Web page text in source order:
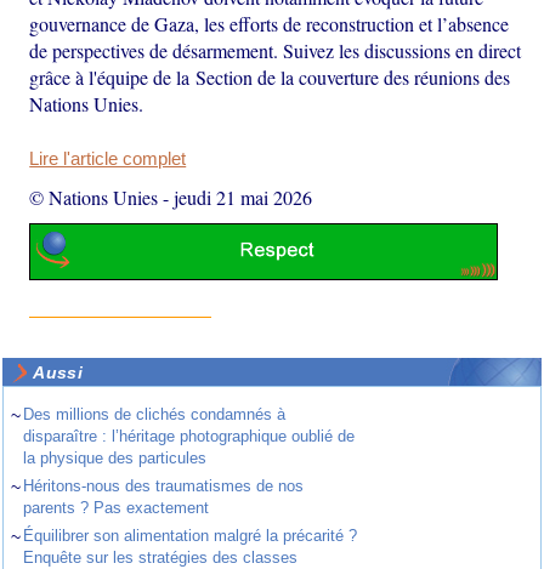
gouvernance de Gaza, les efforts de reconstruction et l’absence
de perspectives de désarmement. Suivez les discussions en direct
grâce à l'équipe de la Section de la couverture des réunions des
Nations Unies.
Lire l'article complet
© Nations Unies-jeudi 21 mai 2026
Aussi
~ Des millions de clichés condamnés à
disparaître : l’héritage photographique oublié de
la physique des particules
~ Héritons-nous des traumatismes de nos
parents ? Pas exactement
~ Équilibrer son alimentation malgré la précarité ?
Enquête sur les stratégies des classes